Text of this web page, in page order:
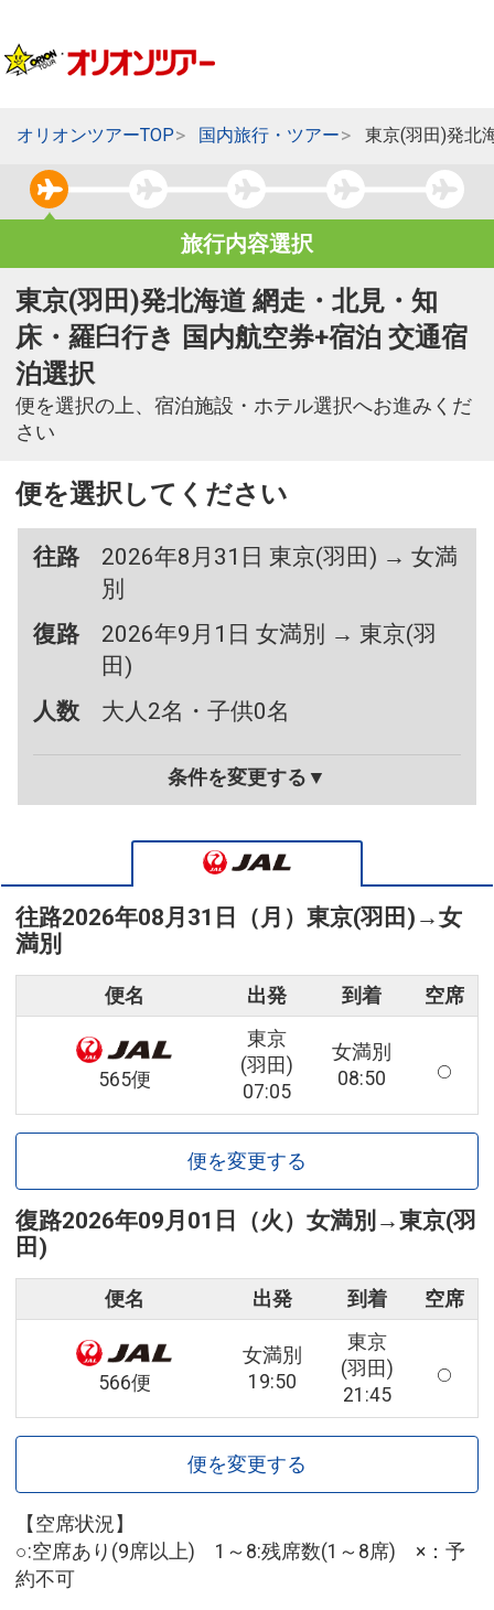
オリオンツアーTOP 国内旅行・ツアー 東京(羽田)発北
旅行内容選択
東京(羽田)発北海道 網走・北見・知
床・羅臼行き 国内航空券+宿泊 交通宿
泊選択
便を選択の上、宿泊施設・ホテル選択へお進みくだ
さい
便を選択してください
往路
2026年8月31日 東京(羽田) → 女満
別
復路
2026年9月1日 女満別 → 東京(羽
田)
人数
大人2名・子供0名
条件を変更する▼
往路2026年08月31日（月） 東京(羽田) →女
満別
便名 出発 到着 空席
565便
東京
(羽田)
07:05
女満別
08:50
便を変更する
復路2026年09月01日（火） 女満別 →東京(羽
田)
便名 出発 到着 空席
566便
女満別
19:50
東京
(羽田)
21:45
便を変更する
【空席状況】
○:空席あり(9席以上) 1～8:残席数(1～8席) ×：予
約不可